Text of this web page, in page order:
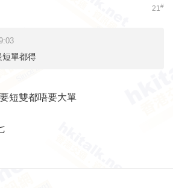
21#
短單都得
短雙都唔要大單